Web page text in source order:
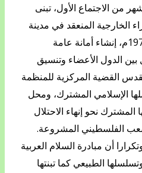
من الاجتماع الأول، تبنى
الخارجية المنعقد في مدينة
جدة السعودية في مارس 1970م، إنشاء أمانة عامة
الدول الأعضاء وتنسيق
القضية المركزية للمنظمة
الإسلامي المشترك، ومحل
نحو إنهاء الاحتلال
الفلسطيني المشروعة.
أن مبادرة السلام العربية
وتسلسلها الطبيعي كما تبنتها